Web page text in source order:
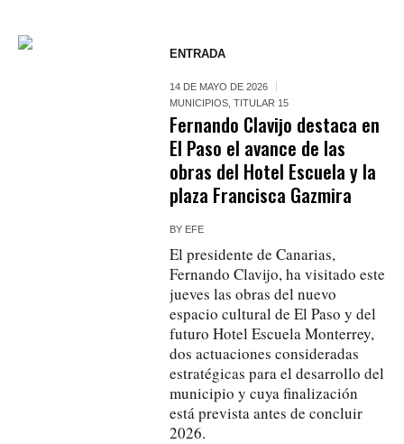
ENTRADA
14 DE MAYO DE 2026
MUNICIPIOS ,TITULAR 15
Fernando Clavijo destaca en
El Paso el avance de las
obras del Hotel Escuela y la
plaza Francisca Gazmira
BY EFE
El presidente de Canarias,
Fernando Clavijo, ha visitado este
jueves las obras del nuevo
espacio cultural de El Paso y del
futuro Hotel Escuela Monterrey,
dos actuaciones consideradas
estratégicas para el desarrollo del
municipio y cuya finalización
está prevista antes de concluir
2026.